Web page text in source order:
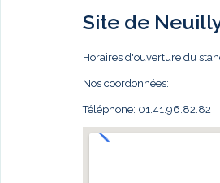
Site de
Horaires d'ouverture du
Nos coordonnées:
Téléphone: 01.41.96.82.82